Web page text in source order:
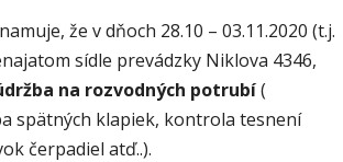
že v dňoch 28.10 – 03.11.2020 (t.j.
sídle prevádzky Niklova 4346,
na rozvodných potrubí(
spätných klapiek, kontrola tesnení
čerpadiel atď..).